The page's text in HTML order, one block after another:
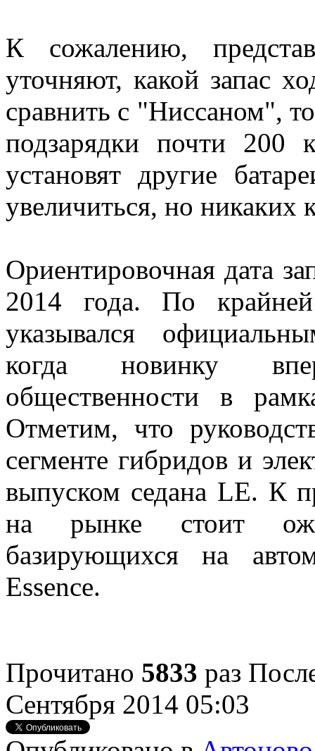
К сожалению,
уточняют, какой запас
сравнить с "Ниссаном",
подзарядки почти 200
установят другие
увеличиться, но никаких
Ориентировочная дата
2014 года. По
указывался
когда новинку
общественности в
Отметим, что
сегменте гибридов и
выпуском седана LE. К
на рынке стоит
базирующихся на
Essence.
Прочитано 5833 раз
Сентября 2014 05:03